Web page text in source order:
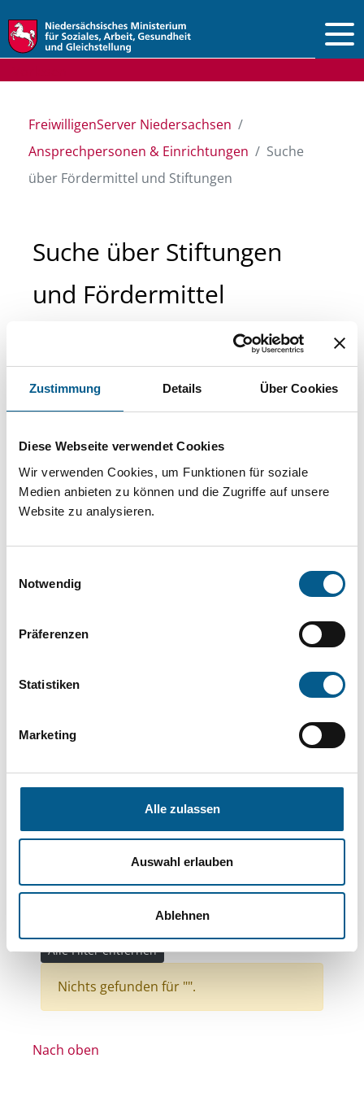
Zustimmung Details Über Cookies
Diese Webseite verwendet Cookies
Wir verwenden Cookies, um Funktionen für soziale
Medien anbieten zu können und die Zugriffe auf unsere
Website zu analysieren.
Notwendig
Präferenzen
Statistiken
Marketing
Alle zulassen
Auswahl erlauben
Ablehnen
FreiwilligenServer Niedersachsen
Ansprechpersonen & Einrichtungen
Suche
über Fördermittel und Stiftungen
Suche über Stiftungen
und Fördermittel
Sie suchen finanzielle Unterstützung für ein
Projekt oder ein Vorhaben? Hier können Sie
direkt über unsere Fördermitteldatenbank und
Suche bitte die Groß- und Kleinschreibung
beachten.
Kategorien verfeinert werden.
Suchen
Aktive Filter:
Bereiche: Stiftungen
Themen: Wissenschaft und Forschung
Themen: Gesundheitswesen
Themen: Bürgerschaftliches Engagement
Themen: Politische Bildung & Demokratie
Themen: Integration
Themen: Kirchliche Zwecke
Alle Filter entfernen
Nichts gefunden für "".
Nach oben